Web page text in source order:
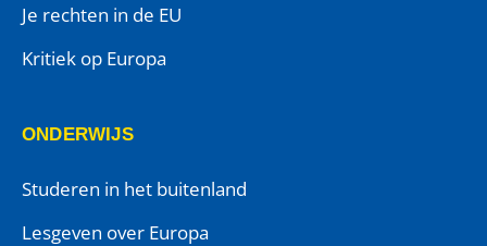
Je rechten in de EU
Kritiek op Europa
ONDERWIJS
Studeren in het buitenland
Lesgeven over Europa